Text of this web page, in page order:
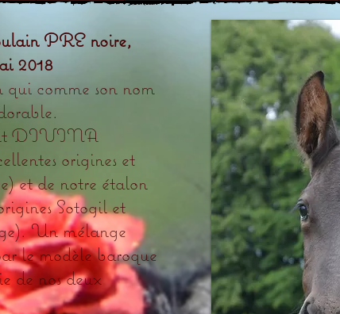
PRE noire,
2018
comme son nom
DIVINA
origines et
et de notre étalon
Sotogil et
Un mélange
le modèle baroque
de nos deux